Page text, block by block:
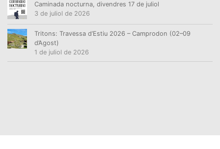
Caminada nocturna, divendres 17 de juliol
3 de juliol de 2026
Tritons: Travessa d’Estiu 2026 – Camprodon (02–09
d’Agost)
1 de juliol de 2026